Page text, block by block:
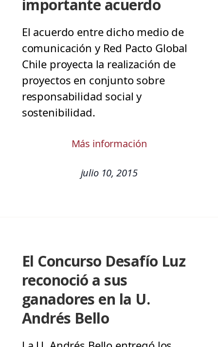
importante acuerdo
El acuerdo entre dicho medio de
comunicación y Red Pacto Global
Chile proyecta la realización de
proyectos en conjunto sobre
responsabilidad social y
sostenibilidad.
Más información
julio 10, 2015
El Concurso Desafío Luz
reconoció a sus
ganadores en la U.
Andrés Bello